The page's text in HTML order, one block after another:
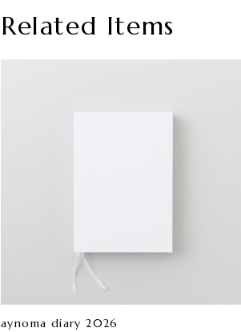
Related Items
aynoma diary 2026